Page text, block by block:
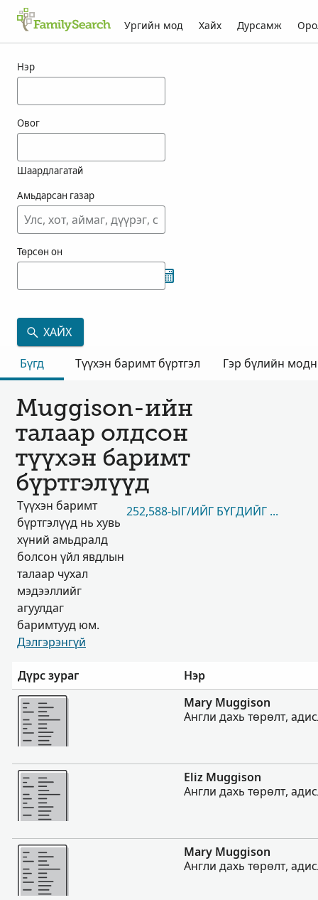
Ургийн мод Хайх Дурсамж
Нэр
Овог
Шаардлагатай
Амьдарсан газар
Төрсөн он
ХАЙХ
Бүгд
Түүхэн баримт бүртгэл Гэр бүлийн
Muggison-ийн
талаар олдсон
түүхэн баримт
бүртгэлүүд
Түүхэн баримт
бүртгэлүүд нь хувь
хүний амьдралд
болсон үйл явдлын
талаар чухал
мэдээллийг
агуулдаг
баримтууд юм.
Дэлгэрэнгүй
252,588-ЫГ/ИЙГ БҮГДИЙГ НЬ ҮЗЭХ
Дүрс зураг
Нэр
Нэмэх
Mary Muggison
Англи дахь төрөлт,
Нэмэх
Eliz Muggison
Англи дахь төрөлт,
Нэмэх
Mary Muggison
Англи дахь төрөлт,